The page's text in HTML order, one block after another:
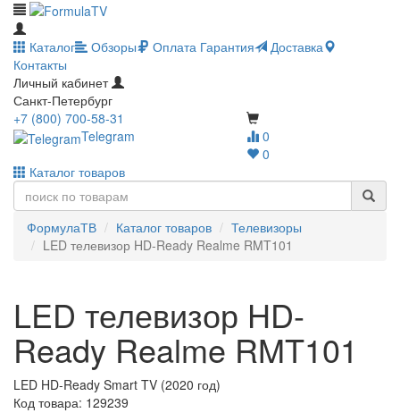
Каталог Обзоры Оплата Гарантия
Доставка
Контакты
Личный кабинет
Санкт-Петербург
0
0
+7 (800) 700-58-31
Telegram
Каталог товаров
ФормулаТВ Каталог товаров
Телевизоры
LED телевизор HD-Ready Realme RMT101
LED телевизор HD-
Ready Realme RMT101
LED HD-Ready Smart TV (2020 год)
Код товара: 129239